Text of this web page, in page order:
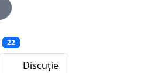
22
Discuție